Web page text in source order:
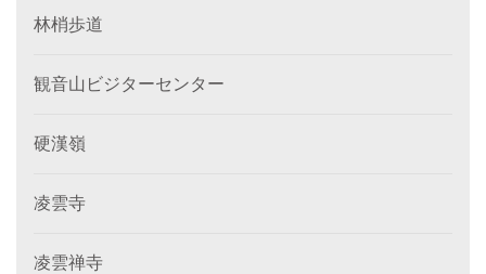
林梢歩道
観音山ビジターセンター
硬漢嶺
凌雲寺
凌雲禅寺